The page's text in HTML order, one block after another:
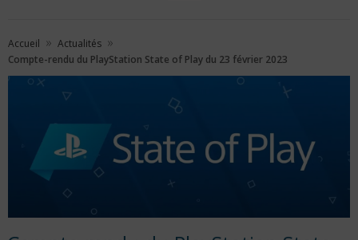
Accueil » Actualités »
Compte-rendu du PlayStation State of Play du 23 février 2023